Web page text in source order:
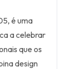
é uma
a celebrar
que os
design